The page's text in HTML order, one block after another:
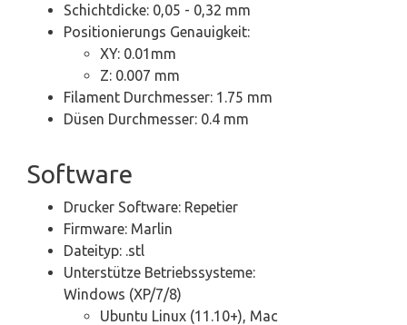
Schichtdicke: 0,05 - 0,32 mm
Positionierungs Genauigkeit:
XY: 0.01 mm
Z: 0.007 mm
Filament Durchmesser: 1.75 mm
Düsen Durchmesser: 0.4 mm
Software
Drucker Software: Repetier
Firmware: Marlin
Dateityp: .stl
Unterstütze Betriebssysteme:
Windows (XP/7/8)
Ubuntu Linux (11.10+), Mac